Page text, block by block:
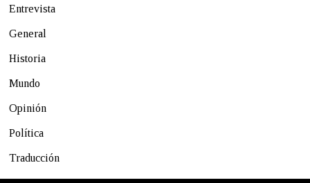
Entrevista
General
Historia
Mundo
Opinión
Política
Traducción